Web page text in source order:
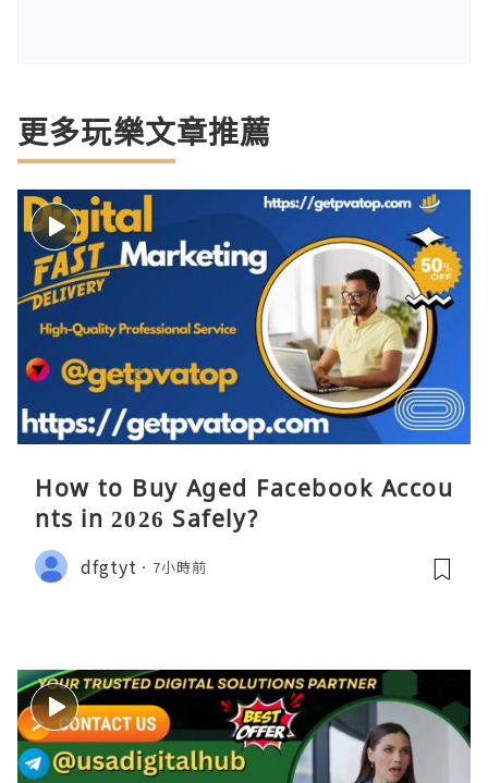
更多玩樂文章推薦
How to Buy Aged Facebook Accou
nts in 2026 Safely?
dfgtyt 7小時前